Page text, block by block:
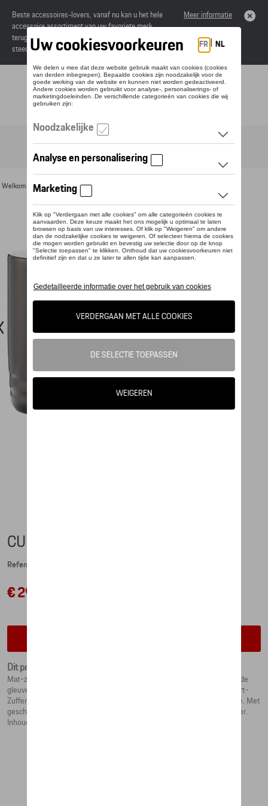
Beste accessoires-lovers, vanaf nu kan u het hele
accessoire assortiment van uw favoriete merk
terugvinden in de online catalogus. Deze kunnen
steeds besteld worden via uw dealer.
Meer informatie
Toggle navigation
Welkom >Voor u >Divers >
CUP - PORSCHE BLACK
Referentie: WAP0506010NCLC
€ 29,49
Dit product is momenteel niet op stock
Mat-zwarte porseleinen beker in exclusieve vorm met twee gegraveerde
gleuven, in de stijl van een Porsche motor zuiger. Met opdruk "Stuttgart-
Zuffenhausen, PORSCHE, seit 1948". Ontwerp van Studio F.A. Porsche. Met
geschenkverpakking. Gemaakt in Duitsland. Geschikt voor de vaatwasser.
Inhoud: ca. 270 ml